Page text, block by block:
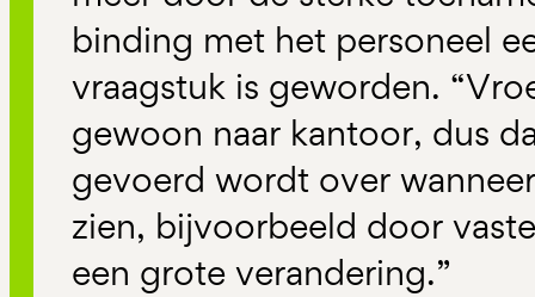
binding met het personeel
vraagstuk is geworden.
gewoon naar kantoor, dus
gevoerd wordt over
zien, bijvoorbeeld door
een grote verandering.”